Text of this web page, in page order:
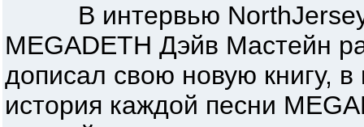
В интервью
MEGADETH Дэйв Мастейн
дописал свою новую книгу, в
история каждой песни